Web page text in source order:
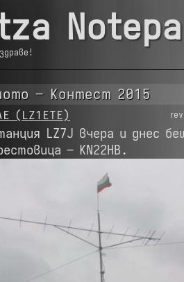
– Контест 2015
(LZ1ETE)
LZ7J вчера и днес
– KN22HB.